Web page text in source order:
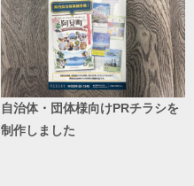
自治体・団体様向けPRチラシを
制作しました